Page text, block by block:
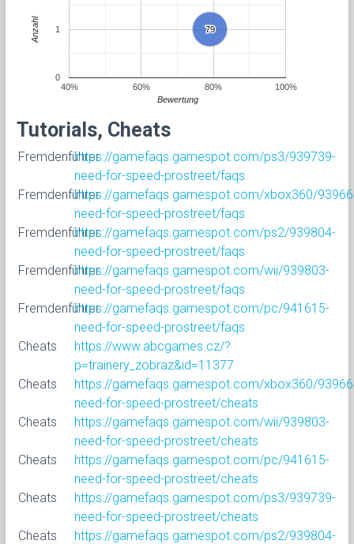
79
79
40% 60% 80% 100%
0
1
Bewertung
Anzahl
Tutorials, Cheats
Fremdenführerhttps://gamefaqs.gamespot.com/ps3/939739-
need-for-speed-prostreet/faqs
Fremdenführerhttps://gamefaqs.gamespot.com/xbox360/
need-for-speed-prostreet/faqs
Fremdenführerhttps://gamefaqs.gamespot.com/ps2/939804-
need-for-speed-prostreet/faqs
Fremdenführerhttps://gamefaqs.gamespot.com/wii/939803-
need-for-speed-prostreet/faqs
Fremdenführerhttps://gamefaqs.gamespot.com/pc/941615-
need-for-speed-prostreet/faqs
Cheats
https://www.abcgames.cz/?
p=trainery_zobraz&id=11377
Cheats
https://gamefaqs.gamespot.com/xbox360/
need-for-speed-prostreet/cheats
Cheats
https://gamefaqs.gamespot.com/wii/939803-
need-for-speed-prostreet/cheats
Cheats
https://gamefaqs.gamespot.com/pc/941615-
need-for-speed-prostreet/cheats
Cheats
https://gamefaqs.gamespot.com/ps3/939739-
need-for-speed-prostreet/cheats
Cheats
https://gamefaqs.gamespot.com/ps2/939804-